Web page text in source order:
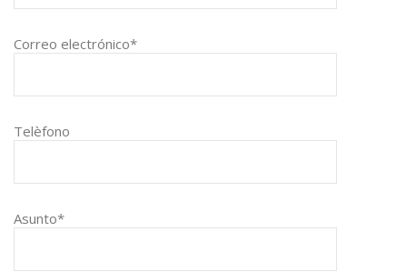
Correo electrónico*
Telèfono
Asunto*